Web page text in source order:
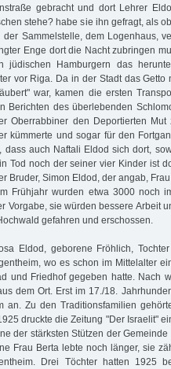
gebracht und dort Lehrer
stehe? habe sie ihn gefragt, als
Sammelstelle, dem Logenhaus,
Enge dort die Nacht zubringen
Hamburgern das
vor Riga. Da in der Stadt das Getto
war, kamen die ersten
Berichten des überlebenden
Oberrabbiner den Deportierten
kümmerte und sogar für den
dass auch Naftali Eldod sich dort,
Tod noch der seiner vier Kinder ist
Bruder, Simon Eldod, der angab,
Frühjahr wurden etwa 3000 noch
Vorgabe, sie würden bessere Arbeit
gefahren und erschossen.
Eldod, geborene Fröhlich,
wo es schon im Mittelalter
und Friedhof gegeben hatte. Nach
dem Ort. Erst im 17./18.
an. Zu den Traditionsfamilien
druckte die Zeitung "Der Israelit"
der stärksten Stützen der
Frau Berta lebte noch länger, sie
Drei Töchter hatten 1925